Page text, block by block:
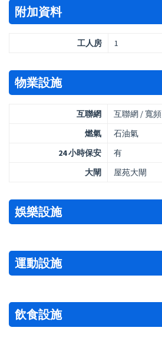
附加資料
工人房 1
物業設施
互聯網
互聯網 / 寬頻
燃氣
石油氣
24 小時保安
有
大閘
屋苑大閘
娛樂設施
運動設施
飲食設施